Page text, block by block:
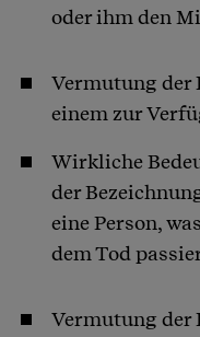
oder ihm den
Vermutung der
einem zur
Wirkliche
der
eine Person,
dem Tod
Vermutung der